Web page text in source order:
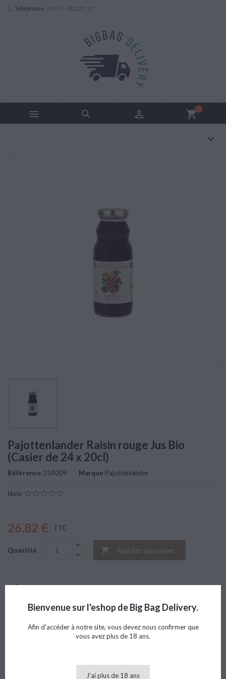
Téléphone: +32-2-742.21.12
   shopping_cart0
Pajottenlander Raisin rouge Jus Bio
(Casier de 24 x 20cl)
Référence 234009 Marque Pajottenlander
Note
26,82 € TTC
Quantité  Ajouter au panier
DÉTAILS DU PRODUIT AVIS
MarquePajottenlander
Référence 234009
Bienvenue sur l'eshop de Big Bag Delivery.
Afin d'accéder à notre site, vous devez nous confirmer que
vous avez plus de 18 ans.
J'ai plus de 18 ans